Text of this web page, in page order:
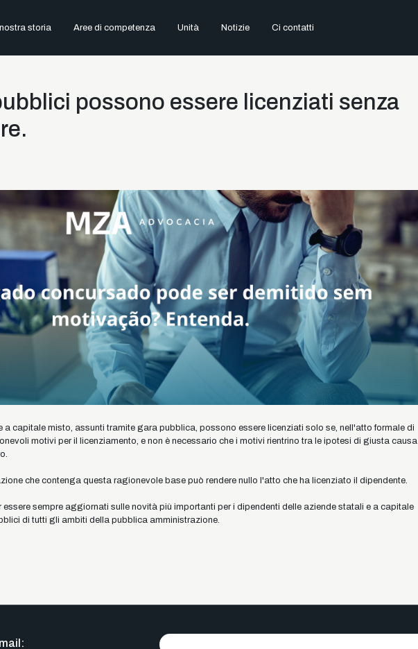
storia Aree di competenza Unità Notizie Ci contatti
possono essere licenziati senza
a capitale misto, assunti tramite gara pubblica, possono essere licenziati solo se, nell'atto formale di
motivi per il licenziamento, e non è necessario che i motivi rientrino tra le ipotesi di giusta causa
che contenga questa ragionevole base può rendere nullo l'atto che ha licenziato il dipendente.
sempre aggiornati sulle novità più importanti per i dipendenti delle aziende statali e a capitale
di tutti gli ambiti della pubblica amministrazione.